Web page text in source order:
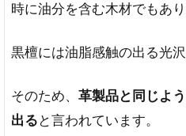
保
す
が
基
本
時に油分を含む木材でもあり
黒檀には油脂感触の出る光沢
そのため、 革製品と同じよ
出る と言われています。